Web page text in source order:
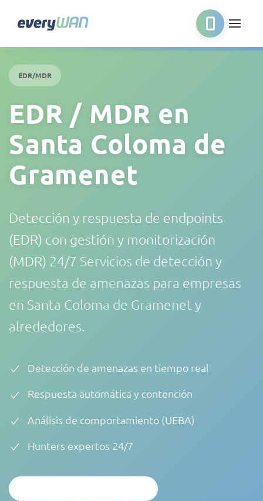
EDR/MDR
EDR / MDR en
Santa Coloma de
Gramenet
Detección y respuesta de endpoints
(EDR) con gestión y monitorización
(MDR) 24/7 Servicios de detección y
respuesta de amenazas para empresas
en Santa Coloma de Gramenet y
alrededores.
Detección de amenazas en tiempo real
Respuesta automática y contención
Análisis de comportamiento (UEBA)
Hunters expertos 24/7